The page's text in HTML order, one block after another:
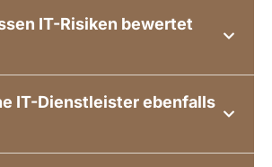
IT-Risiken bewertet
IT-Dienstleister ebenfalls